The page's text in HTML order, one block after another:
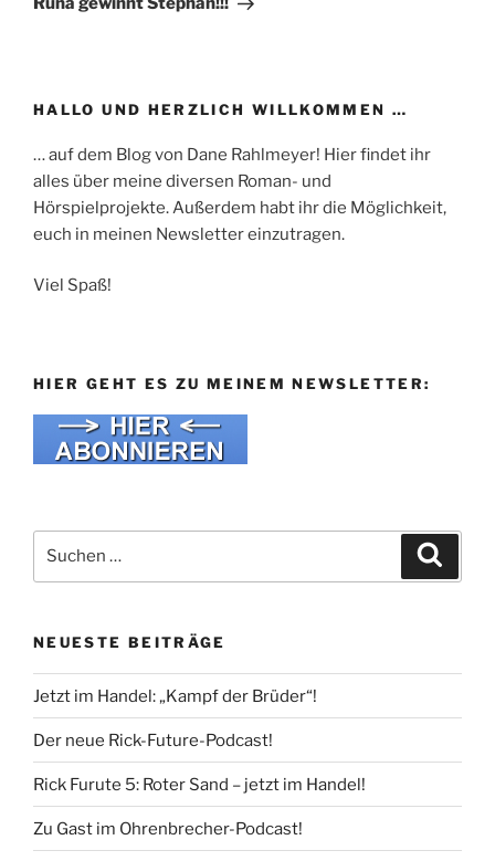
HALLO UND HERZLICH WILLKOMMEN …
… auf dem Blog von Dane Rahlmeyer! Hier findet ihr
alles über meine diversen Roman- und
Hörspielprojekte. Außerdem habt ihr die Möglichkeit,
euch in meinen Newsletter einzutragen.
Viel Spaß!
HIER GEHT ES ZU MEINEM NEWSLETTER:
nach:
NEUESTE BEITRÄGE
Jetzt im Handel: „Kampf der Brüder“!
Der neue Rick-Future-Podcast!
Rick Furute 5: Roter Sand – jetzt im Handel!
Zu Gast im Ohrenbrecher-Podcast!